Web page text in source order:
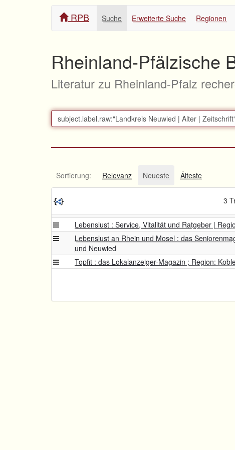
RPB Suche Erweiterte Suche Regionen
Rheinland-Pfälzische
Literatur zu Rheinland-Pfalz
Sortierung: Relevanz Neueste Älteste
3
Lebenslust : Service, Vitalität und Ratgeber |
Lebenslust an Rhein und Mosel : das
und Neuwied
Topfit : das Lokalanzeiger-Magazin ; Region: